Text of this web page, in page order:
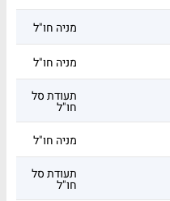
מניה חו"ל
מניה חו"ל
תעודת סל
חו"ל
מניה חו"ל
תעודת סל
חו"ל